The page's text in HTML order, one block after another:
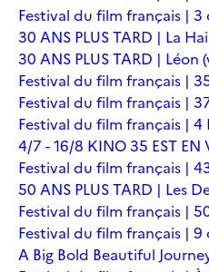
Festival du film français |
30 ANS PLUS TARD | La
30 ANS PLUS TARD | Léon
Festival du film français |
Festival du film français |
Festival du film français | 4
4/7 - 16/8 KINO 35 EST EN
Festival du film français |
50 ANS PLUS TARD | Les
Festival du film français |
Festival du film français | 9
A Big Bold Beautiful